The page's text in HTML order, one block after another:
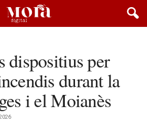
dispositius per
durant la
i el Moianès